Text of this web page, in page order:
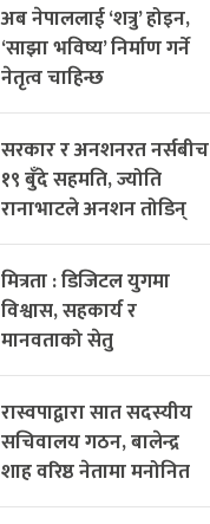
अब नेपाललाई ‘शत्रु’ होइन,
‘साझा भविष्य’ निर्माण गर्ने
नेतृत्व चाहिन्छ
सरकार र अनशनरत नर्सबीच
१९ बुँदे सहमति, ज्योति
रानाभाटले अनशन तोडिन्
मित्रता : डिजिटल युगमा
विश्वास, सहकार्य र
मानवताको सेतु
रास्वपाद्वारा सात सदस्यीय
सचिवालय गठन, बालेन्द्र
शाह वरिष्ठ नेतामा मनोनित